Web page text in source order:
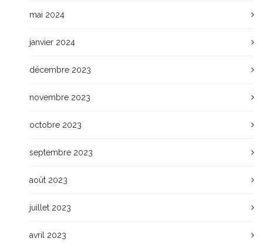
mai 2024
janvier 2024
décembre 2023
novembre 2023
octobre 2023
septembre 2023
août 2023
juillet 2023
avril 2023